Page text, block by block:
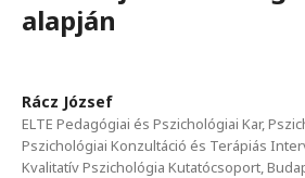
alapján
Rácz József
ELTE Pedagógiai és Pszichológiai Kar,
Pszichológiai Konzultáció és Terápiás
Kvalitatív Pszichológia Kutatócsoport,